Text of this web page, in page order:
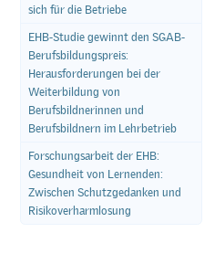
sich für die Betriebe
EHB-Studie gewinnt den SGAB-
Berufsbildungspreis:
Herausforderungen bei der
Weiterbildung von
Berufsbildnerinnen und
Berufsbildnern im Lehrbetrieb
Forschungsarbeit der EHB:
Gesundheit von Lernenden:
Zwischen Schutzgedanken und
Risikoverharmlosung